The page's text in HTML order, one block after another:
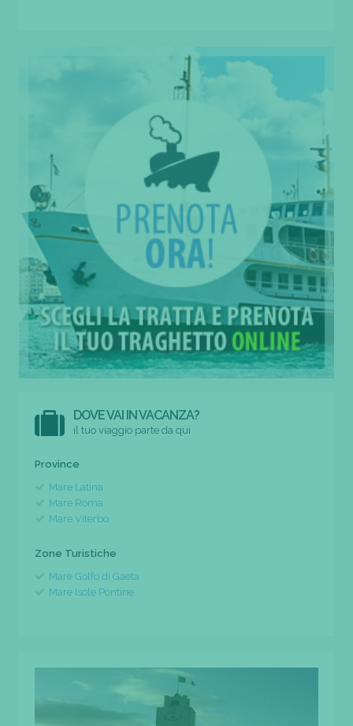
DOVE VAI IN VACANZA?
il tuo viaggio parte da qui
Province
Mare Latina
Mare Roma
Mare Viterbo
Zone Turistiche
Mare Golfo di Gaeta
Mare Isole Pontine